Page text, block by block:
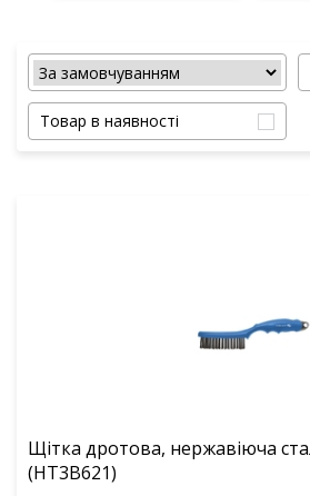
Товар в наявності
Щітка дротова, нержавіюча
(HT3B621)